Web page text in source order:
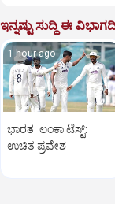
ಇನ್ನಷ್ಟು ಸುದ್ದಿ ಈ
1 hour ago
ಭಾರತ ಲಂಕಾ ಟೆಸ್ಟ್:
ಉಚಿತ ಪ್ರವೇಶ